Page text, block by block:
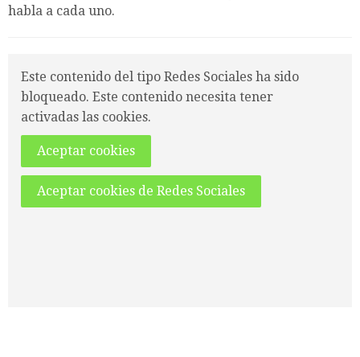
habla a cada uno.
Este contenido del tipo Redes Sociales ha sido
bloqueado. Este contenido necesita tener
activadas las cookies.
Aceptar cookies
Aceptar cookies de Redes Sociales